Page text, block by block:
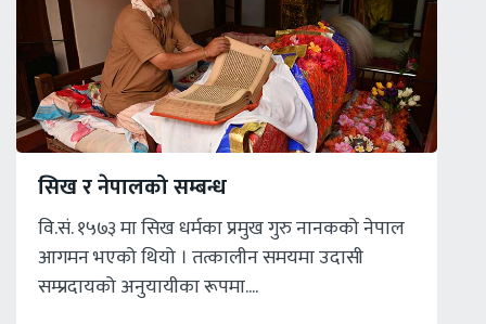
सिख र नेपालको सम्बन्ध
वि.सं. १५७३ मा सिख धर्मका प्रमुख गुरु नानकको नेपाल
आगमन भएको थियो । तत्कालीन समयमा उदासी
सम्प्रदायको अनुयायीका रूपमा....